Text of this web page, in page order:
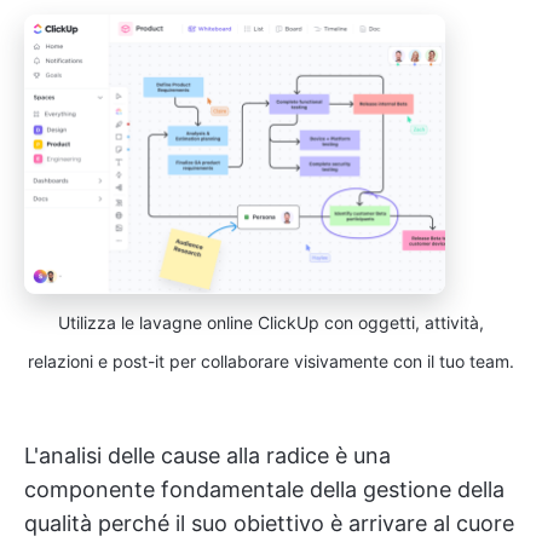
Utilizza le lavagne online ClickUp con oggetti, attività,
relazioni e post-it per collaborare visivamente con il tuo team.
L'analisi delle cause alla radice è una
componente fondamentale della gestione della
qualità perché il suo obiettivo è arrivare al cuore